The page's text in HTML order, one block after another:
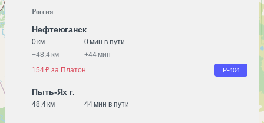
Россия
Нефтеюганск
0 км
0 мин в пути
+48.4 км +44 мин
154 ₽ за Платон
Р-404
Пыть-Ях г.
48.4 км 44 мин в пути